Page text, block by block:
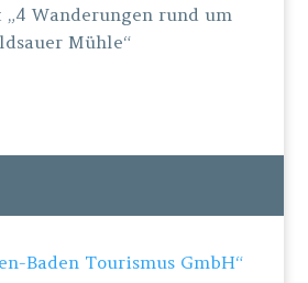
Wanderungen rund um
Mühle“
Baden Tourismus GmbH“